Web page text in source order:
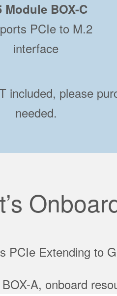
Module BOX-C
PCIe to M.2
interface
included, please
needed.
PCIe Extending to